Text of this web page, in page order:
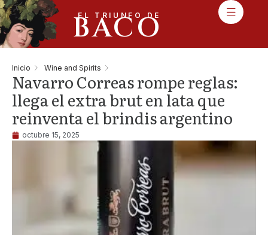
EL TRIUNFO DE
BACO
Inicio Wine and Spirits
Navarro Correas rompe reglas:
llega el extra brut en lata que
reinventa el brindis argentino
octubre 15, 2025